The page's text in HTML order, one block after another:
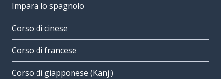
Impara lo spagnolo
Corso di cinese
Corso di francese
Corso di giapponese (Kanji)